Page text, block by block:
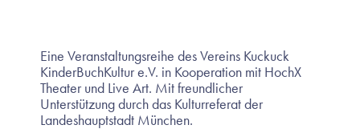
Eine Veranstaltungsreihe des Vereins Kuckuck
KinderBuchKultur e.V. in Kooperation mit HochX
Theater und Live Art. Mit freundlicher
Unterstützung durch das Kulturreferat der
Landeshauptstadt München.